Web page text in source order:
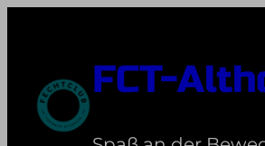
springen FCT-